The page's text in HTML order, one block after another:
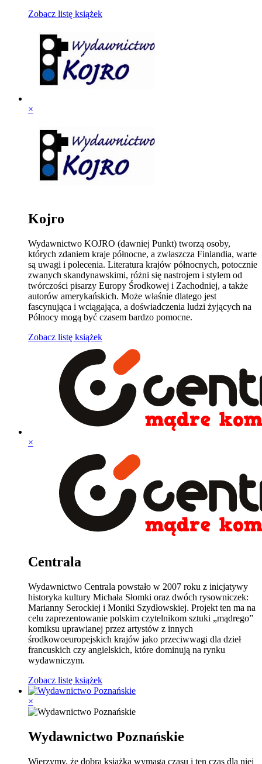
Zobacz listę książek
×
Kojro
Wydawnictwo KOJRO (dawniej Punkt) tworzą osoby,
których zdaniem kraje północne, a zwłaszcza Finlandia, warte
są uwagi i polecenia. Literatura krajów północnych, potocznie
zwanych skandynawskimi, różni się nastrojem i stylem od
twórczości pisarzy Europy Środkowej i Zachodniej, a także
autorów amerykańskich. Może właśnie dlatego jest
fascynująca i wciągająca, a doświadczenia ludzi żyjących na
Północy mogą być czasem bardzo pomocne.
Zobacz listę książek
×
Centrala
Wydawnictwo Centrala powstało w 2007 roku z inicjatywy
historyka kultury Michała Słomki oraz dwóch rysowniczek:
Marianny Serockiej i Moniki Szydłowskiej. Projekt ten ma na
celu zaprezentowanie polskim czytelnikom sztuki „mądrego”
komiksu uprawianej przez artystów z innych
środkowoeuropejskich krajów jako przeciwwagi dla dzieł
francuskich czy angielskich, które dominują na rynku
wydawniczym.
Zobacz listę książek
×
Wydawnictwo Poznańskie
Wierzymy, że dobra książka wymaga czasu i ten czas dla niej